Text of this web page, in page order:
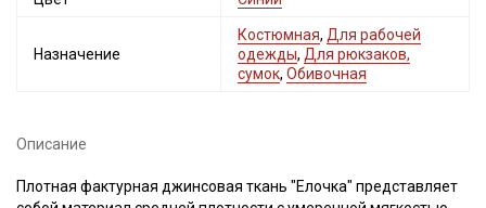
Назначение
Костюмная, Для рабочей
одежды, Для рюкзаков,
сумок, Обивочная
Описание
Плотная фактурная джинсовая ткань "Елочка" представляет